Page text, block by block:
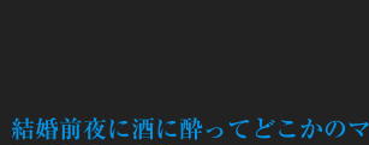
結婚前夜に酒に酔ってどこかの